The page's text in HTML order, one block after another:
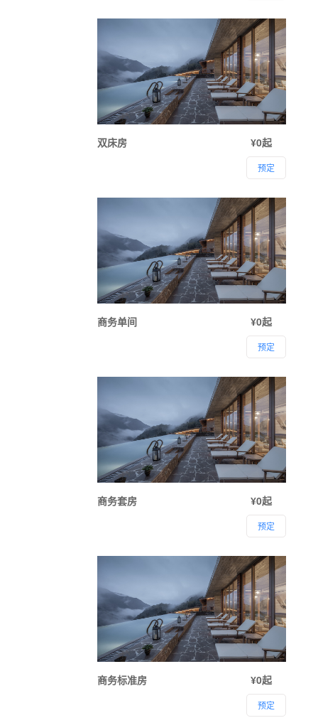
双床房 ¥0起
预定
商务单间 ¥0起
预定
商务套房 ¥0起
预定
商务标准房 ¥0起
预定